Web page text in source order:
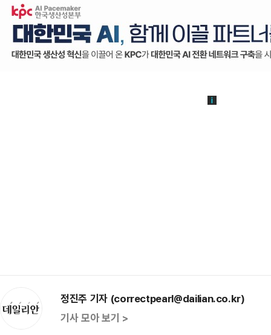
정진주 기자 (correctpearl@dailian.co.kr)
기사 모아 보기 >